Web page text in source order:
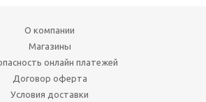
О компании
Магазины
онлайн платежей
Договор оферта
Условия доставки